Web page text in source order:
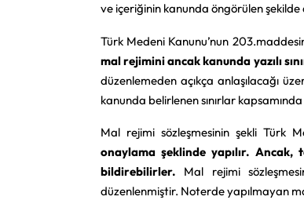
ve içeriğinin kanunda öngörülen şekilde
Türk Medeni Kanunu’nun
mal rejimini ancak kanunda yazılı
düzenlemeden açıkça anlaşılacağı
kanunda belirlenen sınırlar
Mal rejimi sözleşmesinin şekli Türk
onaylama şeklinde yapılır.
bildirebilirler. Mal rejimi
düzenlenmiştir. Noterde yapılmayan